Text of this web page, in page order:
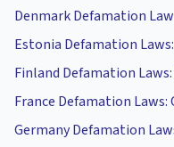
Denmark Defamation
Estonia Defamation
Finland Defamation
France Defamation Laws:
Germany Defamation